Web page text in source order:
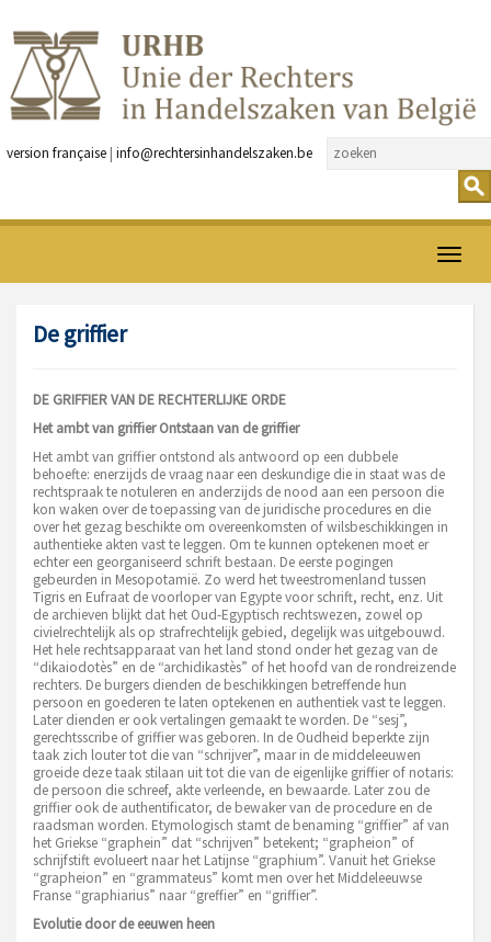
version française | info@rechtersinhandelszaken.be
Open
De griffier
DE GRIFFIER VAN DE RECHTERLIJKE ORDE
Het ambt van griffier Ontstaan van de griffier
Het ambt van griffier ontstond als antwoord op een dubbele
behoefte: enerzijds de vraag naar een deskundige die in staat was de
rechtspraak te notuleren en anderzijds de nood aan een persoon die
kon waken over de toepassing van de juridische procedures en die
over het gezag beschikte om overeenkomsten of wilsbeschikkingen in
authentieke akten vast te leggen. Om te kunnen optekenen moet er
echter een georganiseerd schrift bestaan. De eerste pogingen
gebeurden in Mesopotamië. Zo werd het tweestromenland tussen
Tigris en Eufraat de voorloper van Egypte voor schrift, recht, enz. Uit
de archieven blijkt dat het Oud-Egyptisch rechtswezen, zowel op
civielrechtelijk als op strafrechtelijk gebied, degelijk was uitgebouwd.
Het hele rechtsapparaat van het land stond onder het gezag van de
“dikaiodotès” en de “archidikastès” of het hoofd van de rondreizende
rechters. De burgers dienden de beschikkingen betreffende hun
persoon en goederen te laten optekenen en authentiek vast te leggen.
Later dienden er ook vertalingen gemaakt te worden. De “sesj”,
gerechtsscribe of griffier was geboren. In de Oudheid beperkte zijn
taak zich louter tot die van “schrijver”, maar in de middeleeuwen
groeide deze taak stilaan uit tot die van de eigenlijke griffier of notaris:
de persoon die schreef, akte verleende, en bewaarde. Later zou de
griffier ook de authentificator, de bewaker van de procedure en de
raadsman worden. Etymologisch stamt de benaming “griffier” af van
het Griekse “graphein” dat “schrijven” betekent; “grapheion” of
schrijfstift evolueert naar het Latijnse “graphium”. Vanuit het Griekse
“grapheion” en “grammateus” komt men over het Middeleeuwse
Franse “graphiarius” naar “greffier” en “griffier”.
Evolutie door de eeuwen heen